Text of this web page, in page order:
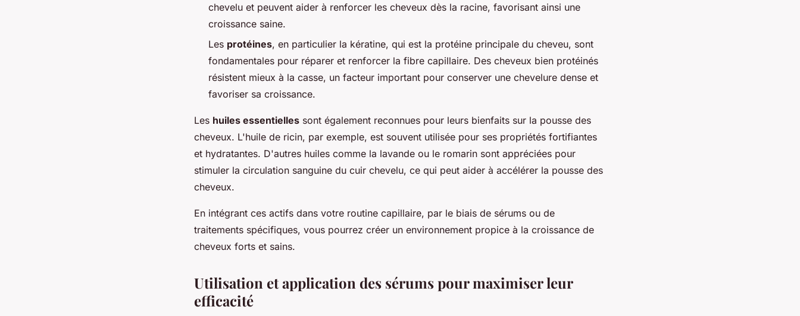
chevelu et peuvent aider à renforcer les cheveux dès la racine, favorisant ainsi une
croissance saine.
Les protéines, en particulier la kératine, qui est la protéine principale du cheveu, sont
fondamentales pour réparer et renforcer la fibre capillaire. Des cheveux bien protéinés
résistent mieux à la casse, un facteur important pour conserver une chevelure dense et
favoriser sa croissance.
Les huiles essentielles sont également reconnues pour leurs bienfaits sur la pousse des
cheveux. L'huile de ricin, par exemple, est souvent utilisée pour ses propriétés fortifiantes
et hydratantes. D'autres huiles comme la lavande ou le romarin sont appréciées pour
stimuler la circulation sanguine du cuir chevelu, ce qui peut aider à accélérer la pousse des
cheveux.
En intégrant ces actifs dans votre routine capillaire, par le biais de sérums ou de
traitements spécifiques, vous pourrez créer un environnement propice à la croissance de
cheveux forts et sains.
Utilisation et application des sérums pour maximiser leur
efficacité